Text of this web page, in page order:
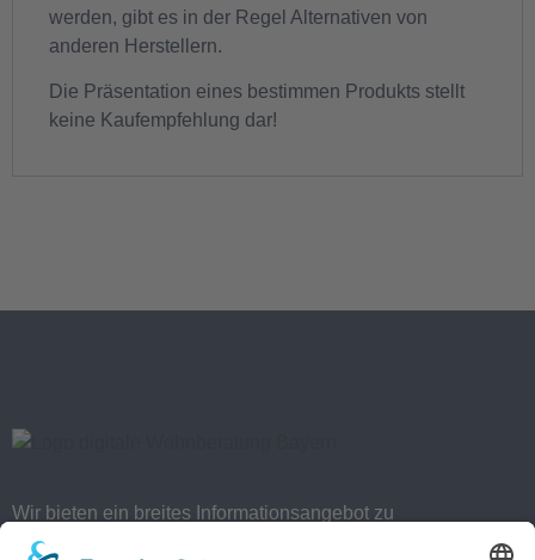
werden, gibt es in der Regel Alternativen von
anderen Herstellern.
Die Präsentation eines bestimmen Produkts stellt
keine Kaufempfehlung dar!
Wir bieten ein breites Informationsangebot zu
Wohnungsanpassungsmöglichkeiten.